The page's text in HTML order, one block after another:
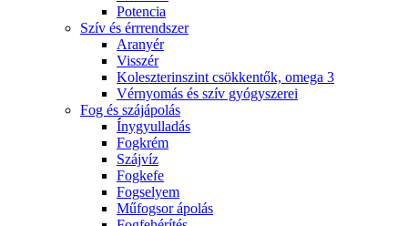
Potencia
Szív és érrrendszer
Aranyér
Visszér
Koleszterinszint csökkentők, omega 3
Vérnyomás és szív gyógyszerei
Fog és szájápolás
Í́nygyulladás
Fogkrém
Szájvíz
Fogkefe
Fogselyem
Műfogsor ápolás